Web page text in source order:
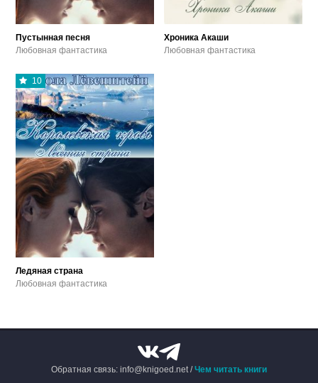
Пустынная песня
Любовная фантастика
Хроника Акаши
Любовная фантастика
10
Ледяная страна
Любовная фантастика
Обратная связь: info@knigoed.net /Чем читать книги